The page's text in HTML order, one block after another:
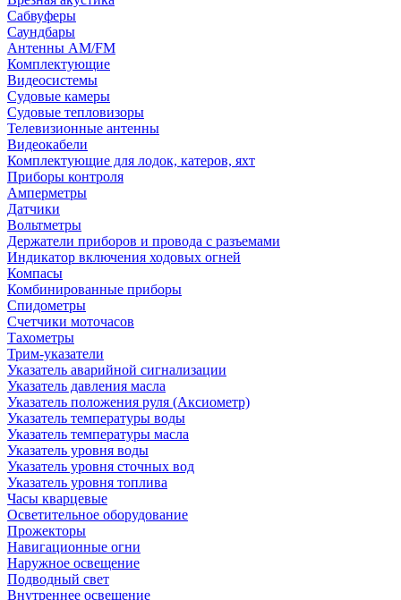
Сабвуферы
Саундбары
Антенны AM/FM
Комплектующие
Видеосистемы
Судовые камеры
Cудовые тепловизоры
Телевизионные антенны
Видеокабели
Комплектующие для лодок, катеров, яхт
Приборы контроля
Амперметры
Датчики
Вольтметры
Держатели приборов и провода с разъемами
Индикатор включения ходовых огней
Компасы
Комбинированные приборы
Спидометры
Счетчики моточасов
Тахометры
Трим-указатели
Указатель аварийной сигнализации
Указатель давления масла
Указатель положения руля (Аксиометр)
Указатель температуры воды
Указатель температуры масла
Указатель уровня воды
Указатель уровня сточных вод
Указатель уровня топлива
Часы кварцевые
Осветительное оборудование
Прожекторы
Навигационные огни
Наружное освещение
Подводный свет
Внутреннее освещение